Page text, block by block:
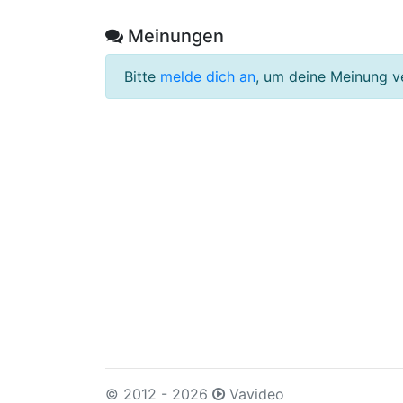
Meinungen
Bitte melde dich an, um deine Meinung
© 2012 - 2026 Vavideo